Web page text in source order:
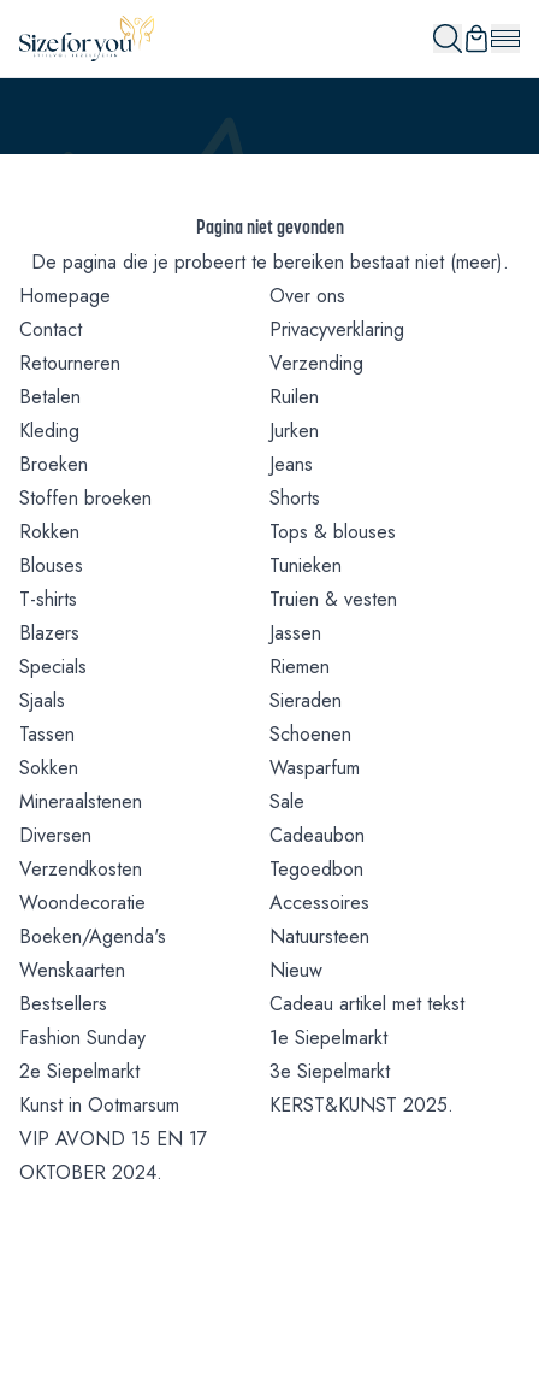
Pagina niet gevonden
De pagina die je probeert te bereiken bestaat niet (meer).
Homepage
Over ons
Contact
Privacyverklaring
Retourneren
Verzending
Betalen
Ruilen
Kleding
Jurken
Broeken
Jeans
Stoffen broeken
Shorts
Rokken
Tops & blouses
Blouses
Tunieken
T-shirts
Truien & vesten
Blazers
Jassen
Specials
Riemen
Sjaals
Sieraden
Tassen
Schoenen
Sokken
Wasparfum
Mineraalstenen
Sale
Diversen
Cadeaubon
Verzendkosten
Tegoedbon
Woondecoratie
Accessoires
Boeken/Agenda's
Natuursteen
Wenskaarten
Nieuw
Bestsellers
Cadeau artikel met tekst
Fashion Sunday
1e Siepelmarkt
2e Siepelmarkt
3e Siepelmarkt
Kunst in Ootmarsum
KERST&KUNST 2025.
VIP AVOND 15 EN 17
OKTOBER 2024.